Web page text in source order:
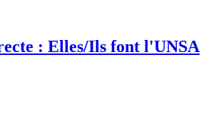
: Elles/Ils font l'UNSA